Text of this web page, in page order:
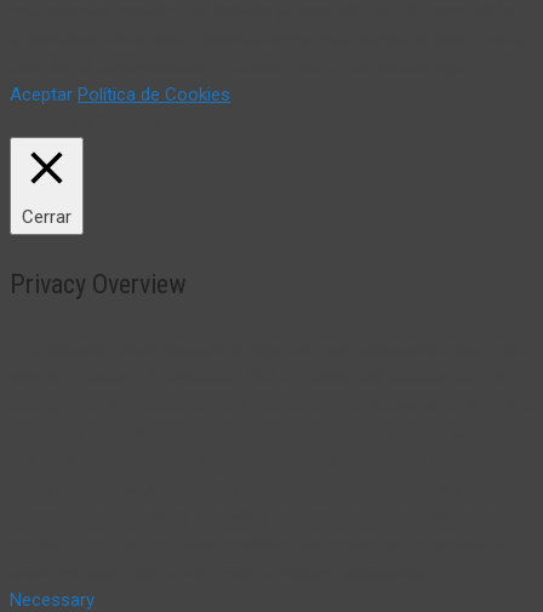
Aceptar Política de Cookies
Cerrar
Privacy Overview
Necessary